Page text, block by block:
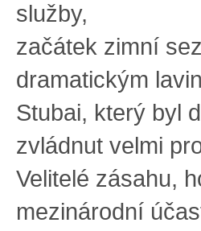
služby,
začátek zimní
dramatickým
Stubai, který byl
zvládnut velmi
Velitelé zásahu,
mezinárodní